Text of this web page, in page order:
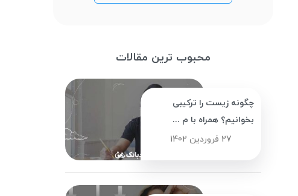
محبوب ترین مقالات
چگونه زیست را ترکیبی
بخوانیم؟ همراه با م ...
27 فروردین 1402